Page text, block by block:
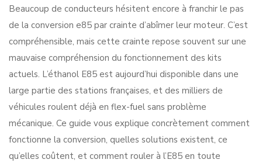
Beaucoup de conducteurs hésitent encore à franchir le pas
de la conversion e85 par crainte d’abîmer leur moteur. C’est
compréhensible, mais cette crainte repose souvent sur une
mauvaise compréhension du fonctionnement des kits
actuels. L’éthanol E85 est aujourd’hui disponible dans une
large partie des stations françaises, et des milliers de
véhicules roulent déjà en flex-fuel sans problème
mécanique. Ce guide vous explique concrètement comment
fonctionne la conversion, quelles solutions existent, ce
qu’elles coûtent, et comment rouler à l’E85 en toute